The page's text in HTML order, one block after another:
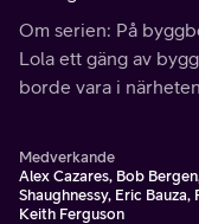
Om serien: På
Lola ett gäng av
borde vara i
Medverkande
Alex Cazares, Bob
Shaughnessy, Eric
Keith Ferguson